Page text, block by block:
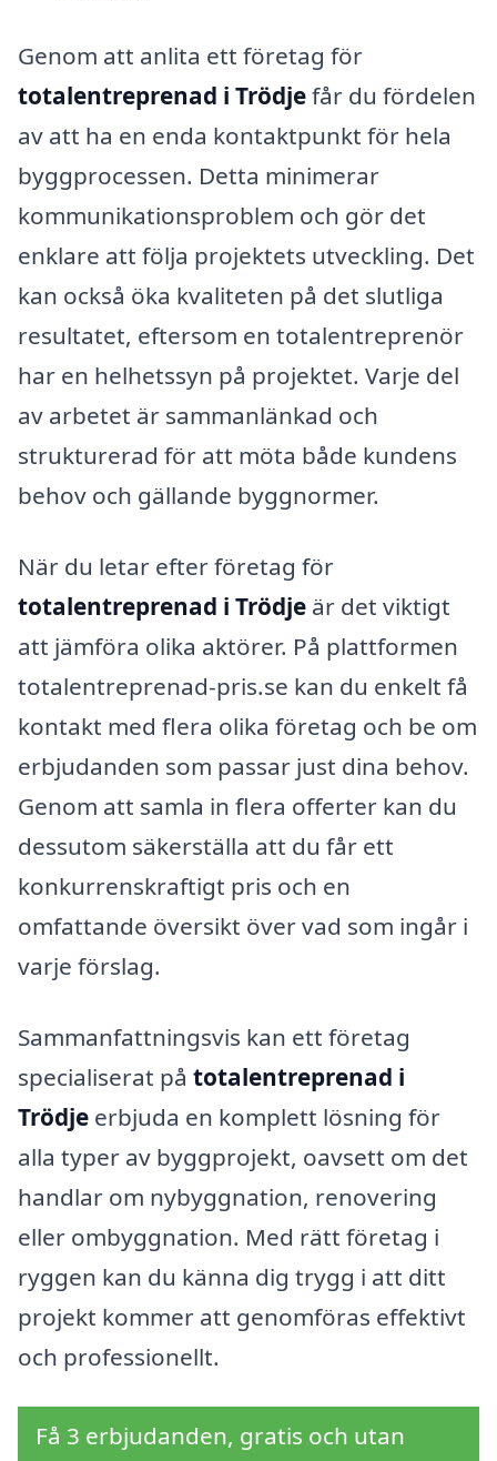
Genom att anlita ett företag för
totalentreprenad i Trödjefår du fördelen
av att ha en enda kontaktpunkt för hela
byggprocessen. Detta minimerar
kommunikationsproblem och gör det
enklare att följa projektets utveckling. Det
kan också öka kvaliteten på det slutliga
resultatet, eftersom en totalentreprenör
har en helhetssyn på projektet. Varje del
av arbetet är sammanlänkad och
strukturerad för att möta både kundens
behov och gällande byggnormer.
När du letar efter företag för
totalentreprenad i Trödje är det viktigt
att jämföra olika aktörer. På plattformen
totalentreprenad-pris.se kan du enkelt få
kontakt med flera olika företag och be om
erbjudanden som passar just dina behov.
Genom att samla in flera offerter kan du
dessutom säkerställa att du får ett
konkurrenskraftigt pris och en
omfattande översikt över vad som ingår i
varje förslag.
Sammanfattningsvis kan ett företag
specialiserat på totalentreprenad i
Trödje erbjuda en komplett lösning för
alla typer av byggprojekt, oavsett om det
handlar om nybyggnation, renovering
eller ombyggnation. Med rätt företag i
ryggen kan du känna dig trygg i att ditt
projekt kommer att genomföras effektivt
och professionellt.
Få 3 erbjudanden, gratis och utan